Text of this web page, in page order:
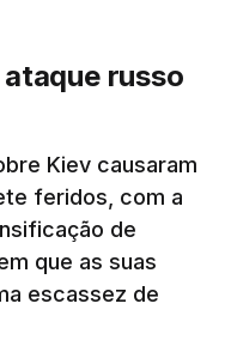
russo
Kiev causaram
feridos, com a
de
que as suas
escassez de